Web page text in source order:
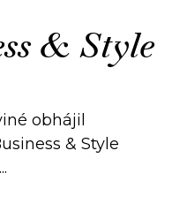
& Style
obhájil
& Style